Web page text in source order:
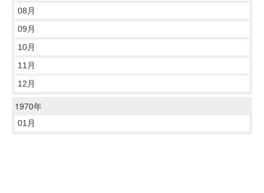
08月
09月
10月
11月
12月
1970年
01月